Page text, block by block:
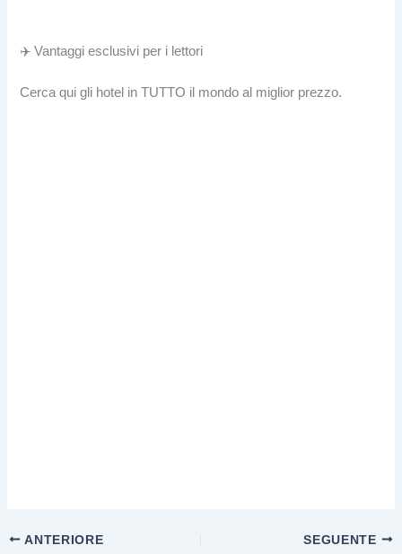
✈️ Vantaggi esclusivi per i lettori
Cerca qui gli hotel in TUTTO il mondo al miglior prezzo.
ANTERIORE SEGUENTE